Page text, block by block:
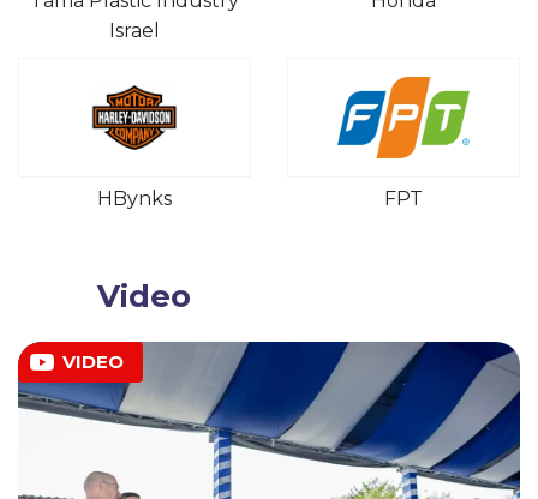
Israel
HBynks FPT
Video
VIDEO